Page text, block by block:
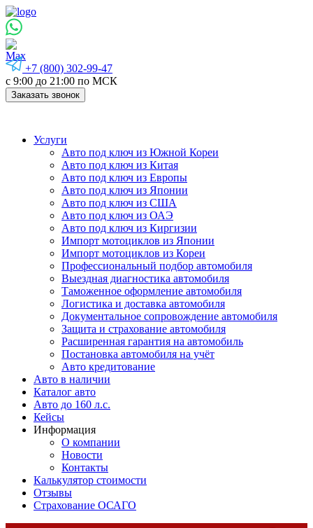
+7 (800) 302-99-47
с 9:00 до 21:00 по МСК
Заказать звонок
Услуги
Авто под ключ из Южной Кореи
Авто под ключ из Китая
Авто под ключ из Европы
Авто под ключ из Японии
Авто под ключ из США
Авто под ключ из ОАЭ
Авто под ключ из Киргизии
Импорт мотоциклов из Японии
Импорт мотоциклов из Кореи
Профессиональный подбор автомобиля
Выездная диагностика автомобиля
Таможенное оформление автомобиля
Логистика и доставка автомобиля
Документальное сопровождение автомобиля
Защита и страхование автомобиля
Расширенная гарантия на автомобиль
Постановка автомобиля на учёт
Авто кредитование
Авто в наличии
Каталог авто
Авто до 160 л.с.
Кейсы
Информация
О компании
Новости
Контакты
Калькулятор стоимости
Отзывы
Страхование ОСАГО